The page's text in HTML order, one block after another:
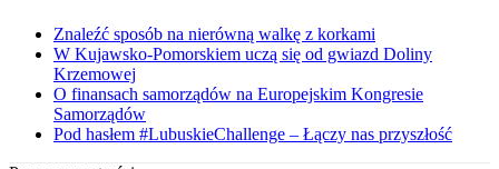
Znaleźć sposób na nierówną walkę z korkami
W Kujawsko-Pomorskiem uczą się od gwiazd Doliny
Krzemowej
O finansach samorządów na Europejskim Kongresie
Samorządów
Pod hasłem #LubuskieChallenge – Łączy nas przyszłość